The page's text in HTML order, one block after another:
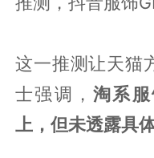
这一推测让天猫
士强调，淘系
上，但未透露具体